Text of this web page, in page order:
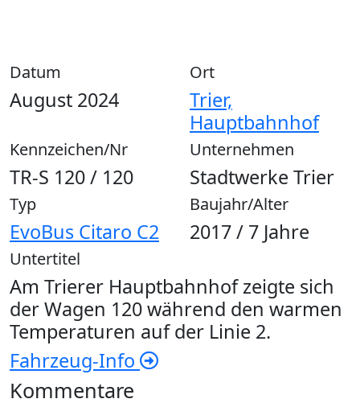
Datum
August 2024
Ort
Trier,
Hauptbahnhof
Kennzeichen/Nr
TR-S 120 / 120
Unternehmen
Stadtwerke Trier
Typ
EvoBus Citaro C2
Baujahr/Alter
2017 / 7 Jahre
Untertitel
Am Trierer Hauptbahnhof zeigte sich
der Wagen 120 während den warmen
Temperaturen auf der Linie 2.
Fahrzeug-Info
Kommentare